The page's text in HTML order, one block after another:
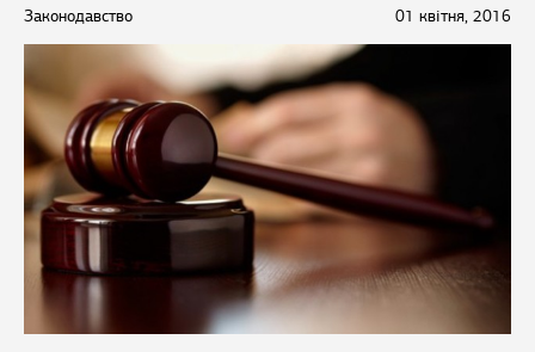
01 квітня, 2016
Законодавство